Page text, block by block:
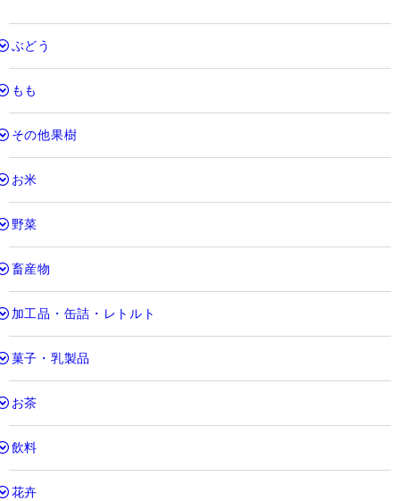
ぶどう
もも
その他果樹
お米
野菜
畜産物
加工品・缶詰・レトルト
菓子・乳製品
お茶
飲料
花卉